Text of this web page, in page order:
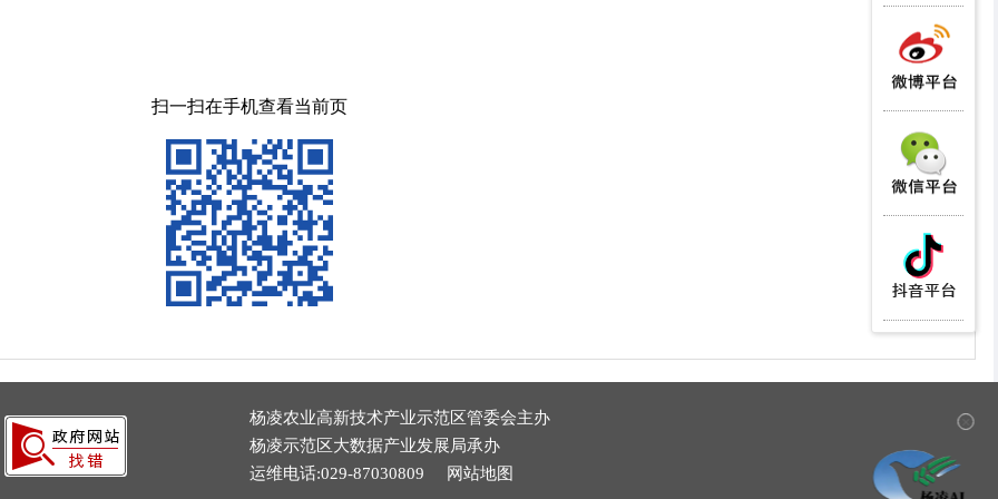
扫一扫在手机查看当前页
杨凌农业高新技术产业示范区管委会主办
杨凌示范区大数据产业发展局承办
运维电话:029-87030809
网站地图
✕